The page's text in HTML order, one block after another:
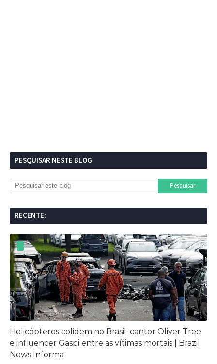
PESQUISAR NESTE BLOG
RECENTE:
Helicópteros colidem no Brasil: cantor Oliver Tree
e influencer Gaspi entre as vítimas mortais | Brazil
News Informa